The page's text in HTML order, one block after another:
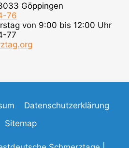
Göppingen
76
von 9:00 bis 12:00 Uhr
77
Datenschutzerklärung
Sitemap